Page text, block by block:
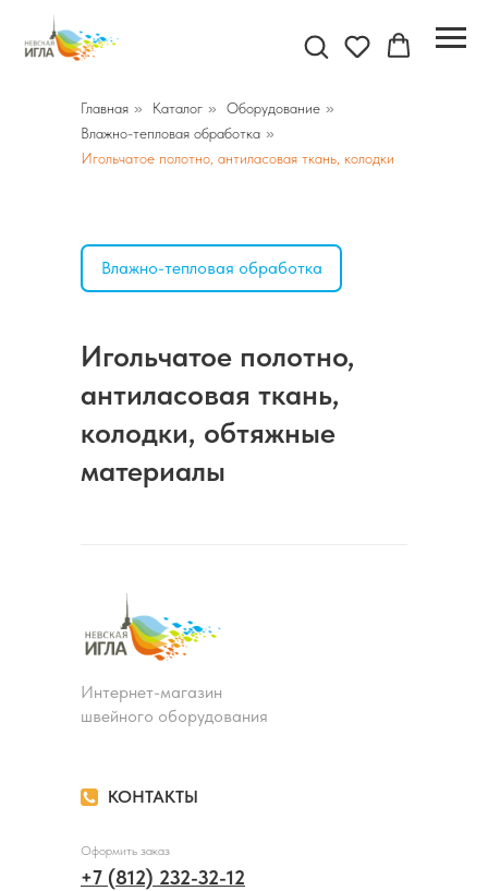
Главная » Каталог » Оборудование »
Влажно-тепловая обработка »
Игольчатое полотно, антиласовая ткань, колодки
Игольчатое полотно,
антиласовая ткань,
колодки, обтяжные
материалы
Влажно-тепловая обработка
КОНТАКТЫ
Интернет-магазин
швейного оборудования
+7 (812) 232-32-12
Оформить заказ